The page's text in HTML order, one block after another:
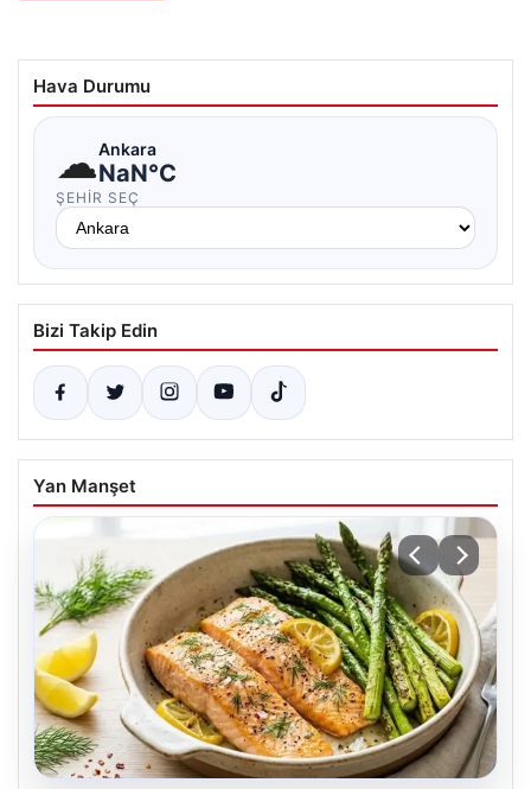
Hava Durumu
☁Ankara
NaN°C
ŞEHIR SEÇ
Bizi Takip Edin
Yan Manşet